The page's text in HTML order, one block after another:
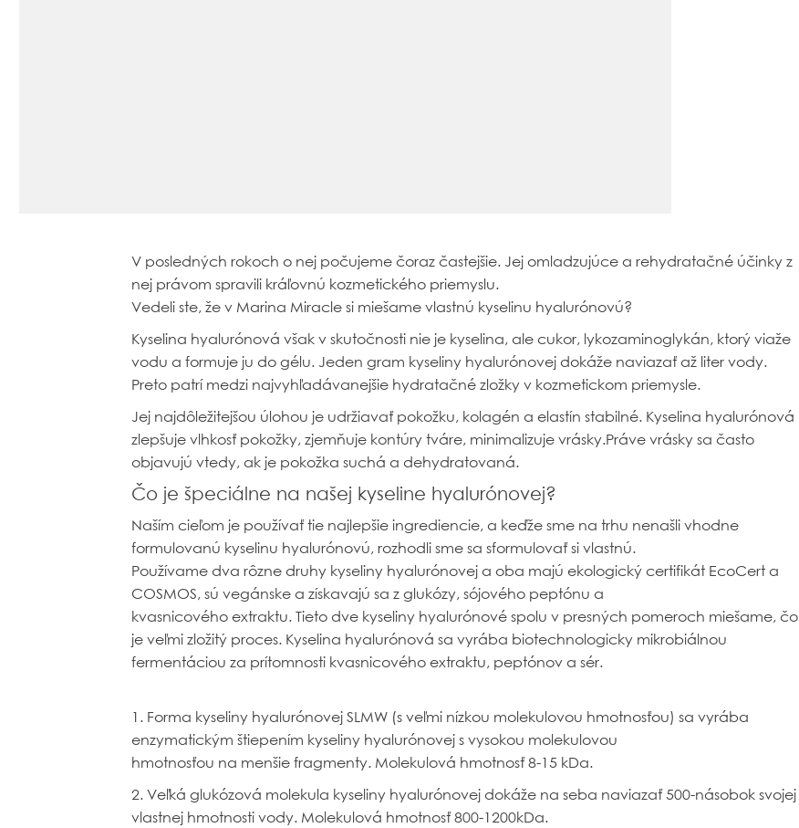
V posledných rokoch o nej počujeme čoraz častejšie. Jej omladzujúce a rehydratačné účinky z
nej právom spravili kráľovnú kozmetického priemyslu.
Vedeli ste, že v Marina Miracle si miešame vlastnú kyselinu hyalurónovú?
Kyselina hyalurónová však v skutočnosti nie je kyselina, ale cukor, lykozaminoglykán, ktorý viaže
vodu a formuje ju do gélu. Jeden gram kyseliny hyalurónovej dokáže naviazať až liter vody.
Preto patrí medzi najvyhľadávanejšie hydratačné zložky v kozmetickom priemysle.
Jej najdôležitejšou úlohou je udržiavať pokožku, kolagén a elastín stabilné. Kyselina hyalurónová
zlepšuje vlhkosť pokožky, zjemňuje kontúry tváre, minimalizuje vrásky.Práve vrásky sa často
objavujú vtedy, ak je pokožka suchá a dehydratovaná.
Čo je špeciálne na našej kyseline hyalurónovej?
Naším cieľom je používať tie najlepšie ingrediencie, a keďže sme na trhu nenašli vhodne
formulovanú kyselinu hyalurónovú, rozhodli sme sa sformulovať si vlastnú.
Používame dva rôzne druhy kyseliny hyalurónovej a oba majú ekologický certifikát EcoCert a
COSMOS, sú vegánske a získavajú sa z glukózy, sójového peptónu a
kvasnicového extraktu. Tieto dve kyseliny hyalurónové spolu v presných pomeroch miešame, čo
je veľmi zložitý proces. Kyselina hyalurónová sa vyrába biotechnologicky mikrobiálnou
fermentáciou za prítomnosti kvasnicového extraktu, peptónov a sér.
1. Forma kyseliny hyalurónovej SLMW (s veľmi nízkou molekulovou hmotnosťou) sa vyrába
enzymatickým štiepením kyseliny hyalurónovej s vysokou molekulovou
hmotnosťou na menšie fragmenty. Molekulová hmotnosť 8-15 kDa.
2. Veľká glukózová molekula kyseliny hyalurónovej dokáže na seba naviazať 500-násobok svojej
vlastnej hmotnosti vody. Molekulová hmotnosť 800-1200kDa.